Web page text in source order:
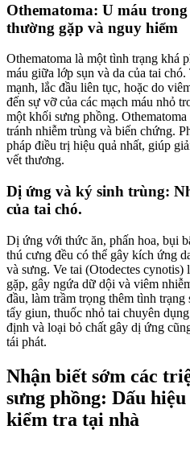
Othematoma: U máu
thường gặp và nguy hiểm
Othematoma là một tình trạng khá
máu giữa lớp sụn và da của tai
mạnh, lắc đầu liên tục, hoặc do
đến sự vỡ của các mạch máu nhỏ
một khối sưng phồng.
tránh nhiễm trùng và biến chứng.
pháp điều trị hiệu quả nhất, giúp
vết thương.
Dị ứng và ký sinh trùng:
của tai chó.
Dị ứng với thức ăn, phấn hoa, bụi
thú cưng đều có thể gây kích ứng
và sưng. Ve tai (Otodectes
gặp, gây ngứa dữ dội và viêm
đầu, làm trầm trọng thêm tình
tẩy giun, thuốc nhỏ tai chuyên
định và loại bỏ chất gây dị ứng
tái phát.
Nhận biết sớm các
sưng phồng: Dấu
kiểm tra tại nhà